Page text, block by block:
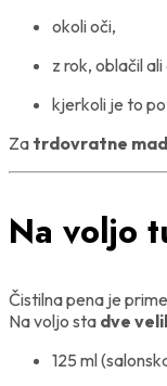
okoli oči,
z rok, oblačil
kjerkoli je to
Za trdovratne
Na voljo
Čistilna pena je
Na voljo sta dve
125 ml